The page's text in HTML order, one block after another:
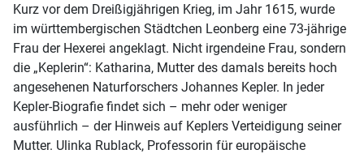
Kurz vor dem Dreißigjährigen Krieg, im Jahr 1615, wurde
im württembergischen Städtchen Leonberg eine 73-jährige
Frau der Hexerei angeklagt. Nicht irgendeine Frau, sondern
die „Keplerin“: Katharina, Mutter des damals bereits hoch
angesehenen Naturforschers Johannes Kepler. In jeder
Kepler-Biografie findet sich – mehr oder weniger
ausführlich – der Hinweis auf Keplers Verteidigung seiner
Mutter. Ulinka Rublack, Professorin für europäische